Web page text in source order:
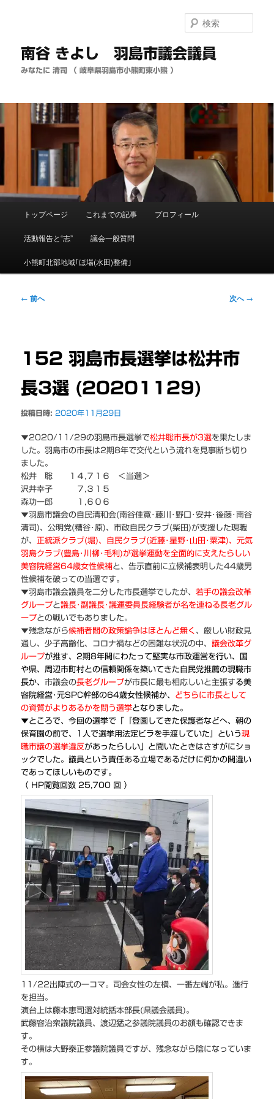
移
南谷 きよし 羽島市議会議員
みなたに 清司 （ 岐阜県羽島市小熊町東小熊 ）
索
ュ
トップページ これまでの記事 プロフィール
活動報告と“志” 議会一般質問
小熊町北部地域｢ほ場(水田)整備｣
投
ョ
← 前へ 次へ→
152 羽島市長選挙は松井市
長3選 (20201129)
投稿日時: 2020年11月29日
▼2020/11/29の羽島市長選挙で松井聡市長が3選を果たしま
した。羽島市の市長は2期8年で交代という流れを見事断ち切り
ました。
松井 聡 １４,７１６ ＜当選＞
沢井幸子 ７,３１５
森功一郎 １,６０６
▼羽島市議会の自民清和会(南谷佳寛･藤川･野口･安井･後藤･南谷
清司)、公明党(糟谷･原)、市政自民クラブ(柴田)が支援した現職
が、
正統派クラブ(堀)、
自民クラブ(近藤･星野･山田･粟津)、元気
羽島クラブ(豊島･川柳･毛利)が選挙運動を全面的に支えたらしい
美容院経営64歳女性候補と、告示直前に立候補表明した44歳男
性候補を破っての当選です。
▼羽島市議会議員を二分した市長選挙でしたが、若手の議会改革
グループと議長･副議長･議運委員長経験者が名を連ねる長老グル
ープとの戦いでもありました。
▼残念ながら候補者間の政策論争はほとんど無く 、厳しい財政見
通し、少子高齢化、コロナ禍などの困難な状況の中、議会改革グ
ループが推す、2期8年間にわたって堅実な市政運営を行い、国
や県、周辺市町村との信頼関係を築いてきた自民党推薦の現職市
長か、市議会の長老グループが市長に最も相応しいと主張する美
容院経営･元SPC幹部の64歳女性候補か、 どちらに市長として
の資質がよりあるかを問う選挙となりました。
▼ところで、今回の選挙で「『登園してきた保護者などへ、朝の
保育園の前で、
1人で選挙用法定ビラを手渡していた』という現
職市議の選挙違反があったらしい」と聞いたときはさすがにショ
ックでした。議員という責任ある立場であるだけに何かの間違い
であってほしいものです。
（ HP閲覧回数 25,700 回 ）
11/22出陣式の一コマ。司会女性の左横、一番左端が私。進行
を担当。
演台上は藤本恵司選対統括本部長(県議会議員)。
武藤容治衆議院議員、渡辺猛之参議院議員のお顔も確認できま
す。
その横は大野泰正参議院議員ですが、残念ながら陰になっていま
す。